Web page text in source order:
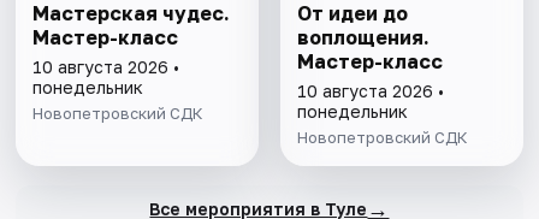
Мастерская чудес.
Мастер-класс
10 августа 2026 •
понедельник
Новопетровский СДК
От идеи до
воплощения.
Мастер-класс
10 августа 2026 •
понедельник
Новопетровский СДК
Все мероприятия в Туле →